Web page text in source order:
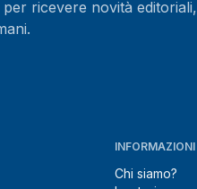
ricevere novità
INFORMAZIONI
Chi siamo?